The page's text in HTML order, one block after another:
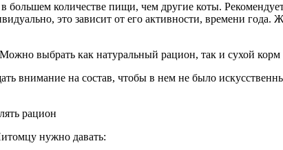
количестве пищи, чем другие коты.
это зависит от его активности, времени года.
выбрать как натуральный рацион, так и сухой корм
внимание на состав, чтобы в нем не было
рацион
нужно давать: